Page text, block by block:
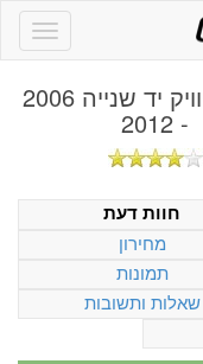
הונדה סיוויק יד שנייה 2006
- 2012
חוות דעת
מחירון
תמונות
שאלות ותשובות